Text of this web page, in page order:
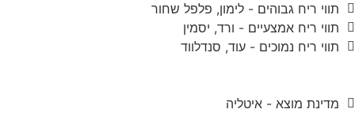
תווי ריח גבוהים - לימון, פלפל שחור
תווי ריח אמצעיים - ורד, יסמין
תווי ריח נמוכים - עוד, סנדלווד
מדינת מוצא - איטליה